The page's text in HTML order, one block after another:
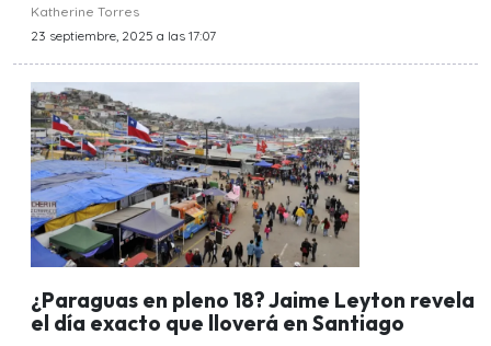
Katherine Torres
23 septiembre, 2025 a las 17:07
¿Paraguas en pleno 18? Jaime Leyton revela
el día exacto que lloverá en Santiago